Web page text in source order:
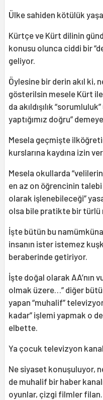
Ülke sahiden kötülük
Kürtçe ve Kürt dilinin
konusu olunca ciddi bir
geliyor.
Öylesine bir derin akıl ki,
gösterilsin mesele Kürt ile
da akıldışılık
yaptığımız doğru”
Mesela geçmişte
kurslarına kaydına izin
Mesela okullarda
en az on öğrencinin
olarak işlenebileceği”
olsa bile pratikte bir türlü
İşte bütün bu
insanın ister istemez
beraberinde getiriyor.
İşte doğal olarak AA’nın
olmak üzere…” diğer
yapan “muhalif”
kadar” işlemi yapmak o
elbette.
Ya çocuk televizyon
Ne siyaset konuşuluyor,
de muhalif bir haber
oyunlar, çizgi filmler